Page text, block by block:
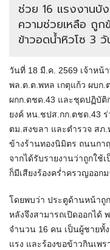
ช่วย 16 แรงงานบั
ความช่วยเหลือ ถูก
ข้าวอดน้ำหิวโซ 3 วั
วันที่ 18 มี.ค. 2569 เจ้าหน้
พล.ต.ต.พหล เกตุแก้ว ผบก
ผกก.ตชด.43 และชุดปฏิบัติ
ยงค์ หน.ชปส.กก.ตชด.43
ตม.สงขลา และตำรวจ สภ.
ข้างร้านทองนิมิตร ถนนก
จากได้รับรายงานว่าถูกใช้
ก็มีเสียงร้องคร่ำครวญออก
โดยพบว่า ประตูด้านหน้าถู
หลังจึงสามารถเปิดออกได้
จำนวน 16 คน เป็นผู้ชายทั้
แรง และร้องขอข้าวกินเพ